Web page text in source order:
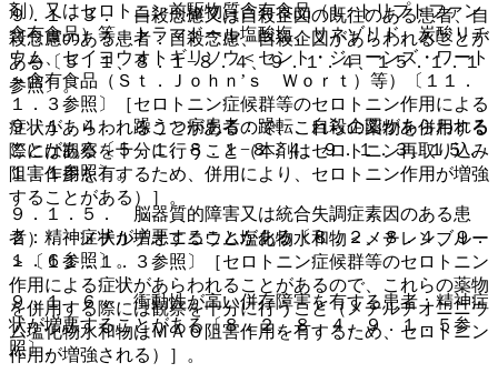
剤）又はセロトニン前駆物質含有食品（Ｌ−トリプトファン
含有食品）等、トラマドール塩酸塩、リネゾリド、炭酸リチ
ウム、セイヨウオトギリソウ＜セント・ジョーンズ・ワート
＞含有食品（Ｓｔ．Ｊｏｈｎ’ｓ Ｗｏｒｔ）等）〔１１．
１．３参照〕［セロトニン症候群等のセロトニン作用による
症状があらわれることがあるので、これらの薬物を併用する
際には観察を十分に行うこと（本剤はセロトニン再取り込み
阻害作用を有するため、併用により、セロトニン作用が増強
することがある）］。
２）． メチルチオニニウム塩化物水和物＜メチレンブルー
＞〔１１．１．３参照〕［セロトニン症候群等のセロトニン
作用による症状があらわれることがあるので、これらの薬物
を併用する際には観察を十分に行うこと（メチルチオニニウ
ム塩化物水和物はＭＡＯ阻害作用を有するため、セロトニン
作用が増強される）］。
９．１．３． 自殺念慮又は自殺企図の既往のある患者、自
殺念慮のある患者：自殺念慮、自殺企図があらわれることが
ある〔５．１、８．１−８．４、９．１．４、１５．１．１
参照〕。
９．１．４． 躁うつ病患者：躁転、自殺企図があらわれる
ことがある〔５．１、８．１−８．４、９．１．３、１５．
１．１参照〕。
９．１．５． 脳器質的障害又は統合失調症素因のある患
者：精神症状が増悪することがある〔８．２、８．４、９．
１．６参照〕。
９．１．６． 衝動性が高い併存障害を有する患者：精神症
状が増悪することがある〔８．２、８．４、９．１．５参
照〕。